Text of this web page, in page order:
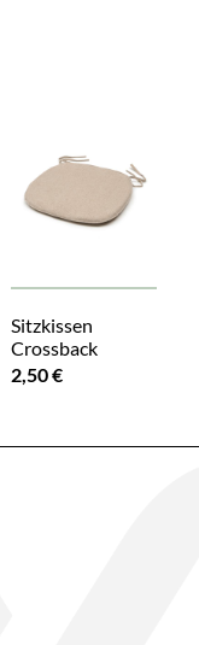
Sitzkissen
Crossback
2,50 €